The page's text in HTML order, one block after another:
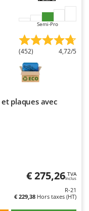
Semi-Pro
(452) 4,72/5
plaques avec
€ 275,26 TVA
Inclus
R-21
€ 229,38 Hors taxes (HT)